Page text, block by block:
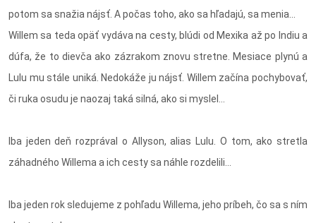
potom sa snažia nájsť. A počas toho, ako sa hľadajú, sa menia...
Willem sa teda opäť vydáva na cesty, blúdi od Mexika až po Indiu a
dúfa, že to dievča ako zázrakom znovu stretne. Mesiace plynú a
Lulu mu stále uniká. Nedokáže ju nájsť. Willem začína pochybovať,
či ruka osudu je naozaj taká silná, ako si myslel...
Iba jeden deň rozprával o Allyson, alias Lulu. O tom, ako stretla
záhadného Willema a ich cesty sa náhle rozdelili...
Iba jeden rok sledujeme z pohľadu Willema, jeho príbeh, čo sa s ním